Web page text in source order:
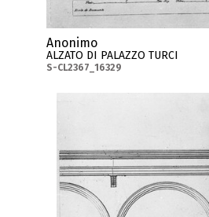
Anonimo
ALZATO DI PALAZZO TURCI
S-CL2367_16329